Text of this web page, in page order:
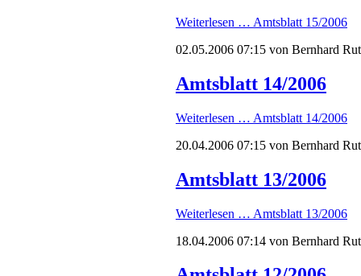
Weiterlesen … Amtsblatt 15/2006
02.05.2006 07:15 von Bernhard
Amtsblatt 14/2006
Weiterlesen … Amtsblatt 14/2006
20.04.2006 07:15 von Bernhard
Amtsblatt 13/2006
Weiterlesen … Amtsblatt 13/2006
18.04.2006 07:14 von Bernhard